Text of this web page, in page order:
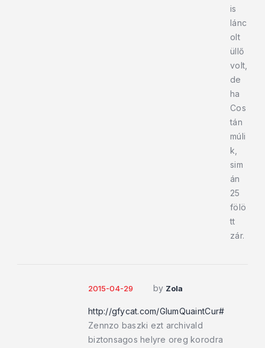
is
lánc
olt
üllő
volt,
de
ha
Cos
tán
múli
k,
sim
án
25
fölö
tt
zár.
2015-04-29 by Zola
http://gfycat.com/GlumQuaintCur#
Zennzo baszki ezt archivald
biztonsagos helyre oreg korodra